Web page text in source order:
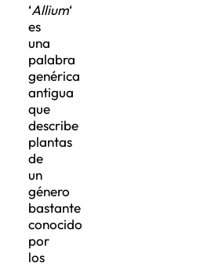
‘Allium‘
es
una
palabra
genérica
antigua
que
describe
plantas
de
un
género
bastante
conocido
por
los